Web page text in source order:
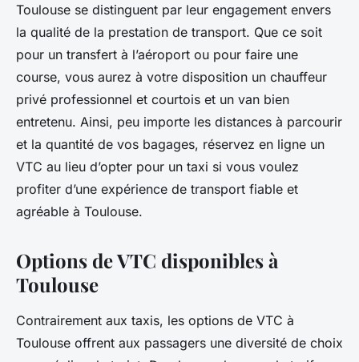
Toulouse se distinguent par leur engagement envers
la qualité de la prestation de transport. Que ce soit
pour un transfert à l’aéroport ou pour faire une
course, vous aurez à votre disposition un chauffeur
privé professionnel et courtois et un van bien
entretenu. Ainsi, peu importe les distances à parcourir
et la quantité de vos bagages, réservez en ligne un
VTC au lieu d’opter pour un taxi si vous voulez
profiter d’une expérience de transport fiable et
agréable à Toulouse.
Options de VTC disponibles à
Toulouse
Contrairement aux taxis, les options de VTC à
Toulouse offrent aux passagers une diversité de choix